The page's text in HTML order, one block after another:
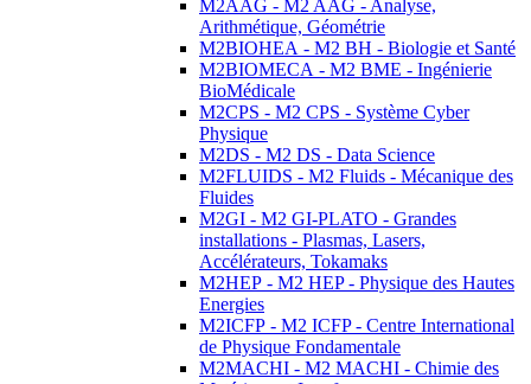
M2AAG - M2 AAG - Analyse,
Arithmétique, Géométrie
M2BIOHEA - M2 BH - Biologie et Santé
M2BIOMECA - M2 BME - Ingénierie
BioMédicale
M2CPS - M2 CPS - Système Cyber
Physique
M2DS - M2 DS - Data Science
M2FLUIDS - M2 Fluids - Mécanique des
Fluides
M2GI - M2 GI-PLATO - Grandes
installations - Plasmas, Lasers,
Accélérateurs, Tokamaks
M2HEP - M2 HEP - Physique des Hautes
Energies
M2ICFP - M2 ICFP - Centre International
de Physique Fondamentale
M2MACHI - M2 MACHI - Chimie des